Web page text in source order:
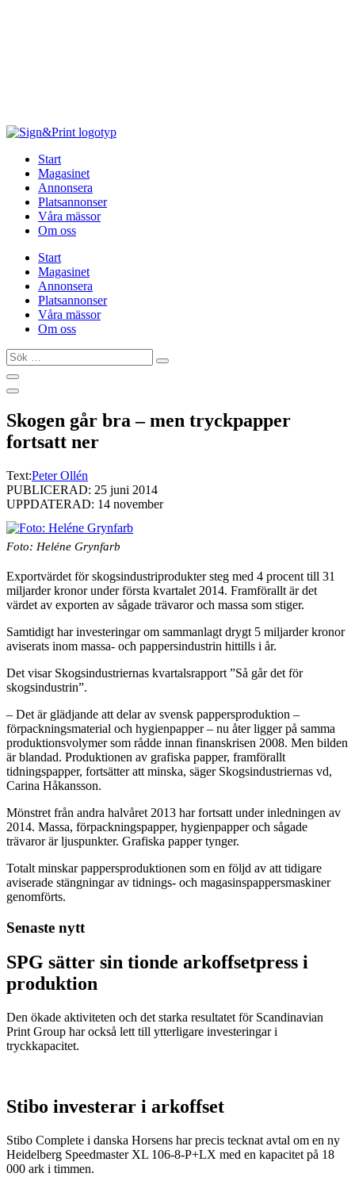
Start
Magasinet
Annonsera
Platsannonser
Våra mässor
Om oss
Start
Magasinet
Annonsera
Platsannonser
Våra mässor
Om oss
Sök
…
Skogen går bra – men tryckpapper
fortsatt ner
Text:Peter Ollén
PUBLICERAD: 25 juni 2014
UPPDATERAD: 14 november
Foto: Heléne Grynfarb
Exportvärdet för skogsindustriprodukter steg med 4 procent till 31
miljarder kronor under första kvartalet 2014. Framförallt är det
värdet av exporten av sågade trävaror och massa som stiger.
Samtidigt har investeringar om sammanlagt drygt 5 miljarder kronor
aviserats inom massa- och pappersindustrin hittills i år.
Det visar Skogsindustriernas kvartalsrapport ”Så går det för
skogsindustrin”.
– Det är glädjande att delar av svensk pappersproduktion –
förpackningsmaterial och hygienpapper – nu åter ligger på samma
produktionsvolymer som rådde innan finanskrisen 2008. Men bilden
är blandad. Produktionen av grafiska papper, framförallt
tidningspapper, fortsätter att minska, säger Skogsindustriernas vd,
Carina Håkansson.
Mönstret från andra halvåret 2013 har fortsatt under inledningen av
2014. Massa, förpackningspapper, hygienpapper och sågade
trävaror är ljuspunkter. Grafiska papper tynger.
Totalt minskar pappersproduktionen som en följd av att tidigare
aviserade stängningar av tidnings- och magasinspappersmaskiner
genomförts.
Senaste nytt
SPG sätter sin tionde arkoffsetpress i
produktion
Den ökade aktiviteten och det starka resultatet för Scandinavian
Print Group har också lett till ytterligare investeringar i
tryckkapacitet.
Stibo investerar i arkoffset
Stibo Complete i danska Horsens har precis tecknat avtal om en ny
Heidelberg Speedmaster XL 106-8-P+LX med en kapacitet på 18
000 ark i timmen.